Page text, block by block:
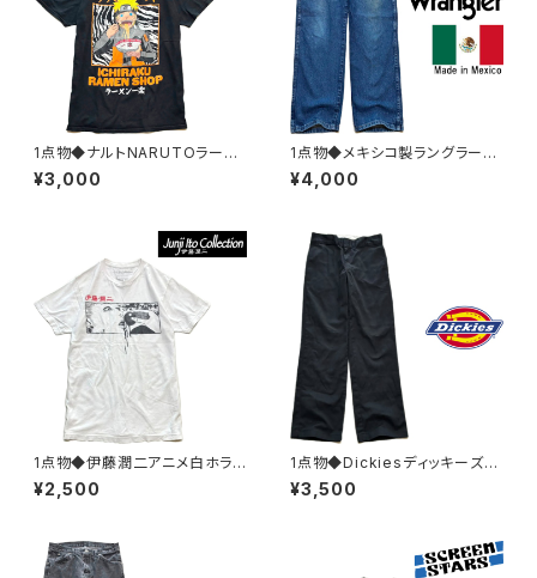
1点物◆ナルトNARUTOラーメ
ン黒アニメプリントTシャツ古着
メンズLレディースOKアメカジ9
¥3,000
1点物◆メキシコ製ラングラーW
ranglerデニムパンツ/ストレッチ
ジーンズ古着メンズレディースO
¥4,000
1点物◆伊藤潤二アニメ白ホラ
ープリントTシャツ古着メンズM
LレディースOKアメカジ90sス
¥2,500
1点物◆Dickiesディッキーズ8
74ワークパンツ古着メンズ30レ
ディースOKアメカジ90sストリ
¥3,500